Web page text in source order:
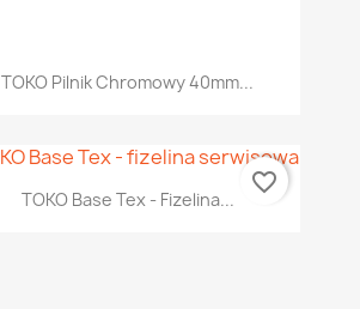
Szybki podgląd
TOKO Pilnik Chromowy 40mm...
Szybki podgląd
TOKO Base Tex - Fizelina...
favorite_border